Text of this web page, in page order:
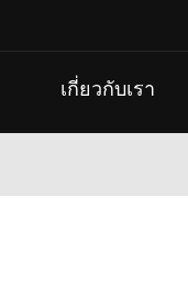
เกี่ยวกับเรา